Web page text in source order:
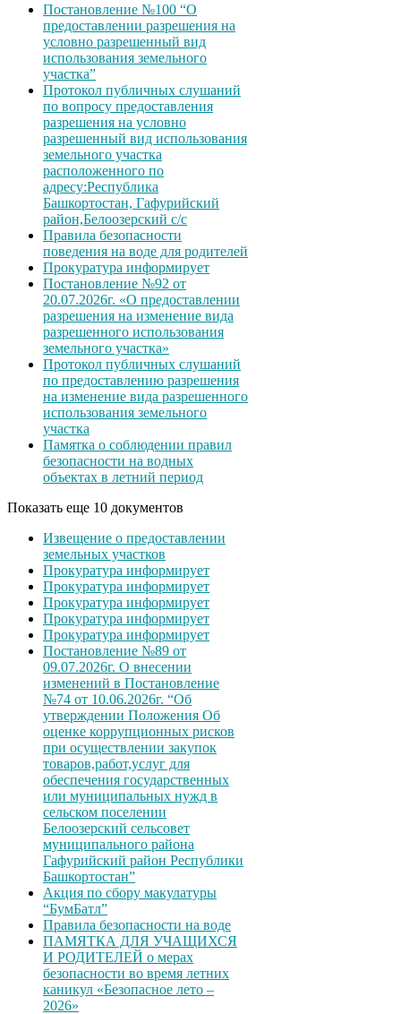
Постановление №100 “О
предоставлении разрешения на
условно разрешенный вид
использования земельного
участка”
Протокол публичных слушаний
по вопросу предоставления
разрешения на условно
разрешенный вид использования
земельного участка
расположенного по
адресу:Республика
Башкортостан, Гафурийский
район,Белоозерский с/с
Правила безопасности
поведения на воде для родителей
Прокуратура информирует
Постановление №92 от
20.07.2026г. «О предоставлении
разрешения на изменение вида
разрешенного использования
земельного участка»
Протокол публичных слушаний
по предоставлению разрешения
на изменение вида разрешенного
использования земельного
участка
Памятка о соблюдении правил
безопасности на водных
объектах в летний период
Показать еще 10 документов
Извещение о предоставлении
земельных участков
Прокуратура информирует
Прокуратура информирует
Прокуратура информирует
Прокуратура информирует
Прокуратура информирует
Постановление №89 от
09.07.2026г. О внесении
изменений в Постановление
№74 от 10.06.2026г. “Об
утверждении Положения Об
оценке коррупционных рисков
при осуществлении закупок
товаров,работ,услуг для
обеспечения государственных
или муниципальных нужд в
сельском поселении
Белоозерский сельсовет
муниципального района
Гафурийский район Республики
Башкортостан”
Акция по сбору макулатуры
“БумБатл”
Правила безопасности на воде
ПАМЯТКА ДЛЯ УЧАЩИХСЯ
И РОДИТЕЛЕЙ о мерах
безопасности во время летних
каникул «Безопасное лето –
2026»